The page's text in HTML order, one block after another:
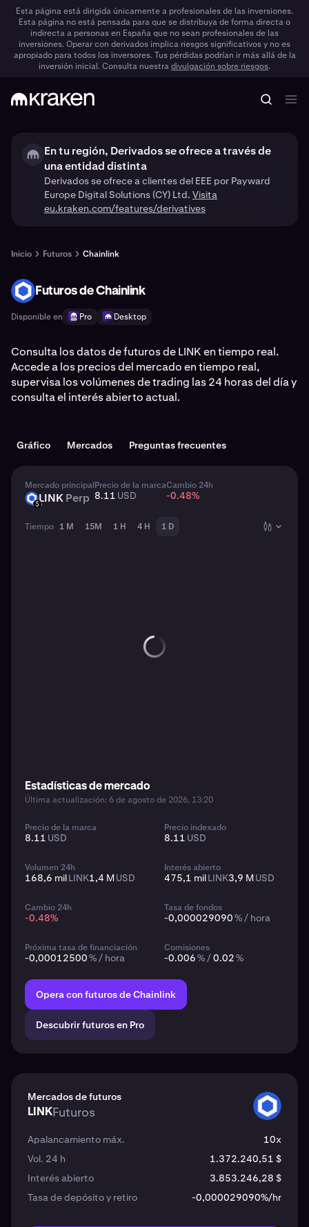
Esta página está dirigida únicamente a profesionales de las inversiones.
Esta página no está pensada para que se distribuya de forma directa o
indirecta a personas en España que no sean profesionales de las
inversiones. Operar con derivados implica riesgos significativos y no es
apropiado para todos los inversores. Tus pérdidas podrían ir más allá de la
inversión inicial. Consulta nuestradivulgación sobre riesgos.
En tu región, Derivados se ofrece a través de
una entidad distinta
Derivados se ofrece a clientes del EEE por Payward
Europe Digital Solutions (CY) Ltd. Visita
eu.kraken.com/features/derivatives
Inicio Futuros Chainlink
Futuros de Chainlink
Disponible en Pro Desktop
Consulta los datos de futuros de LINK en tiempo real.
Accede a los precios del mercado en tiempo real,
supervisa los volúmenes de trading las 24 horas del día y
consulta el interés abierto actual.
Gráfico Mercados Preguntas frecuentes
Mercado principal
LINK
USDLINKPerp
Precio de la marca
8.11 USD
Cambio 24h
-0.48%
Tiempo 1 M 15M 1 H 4 H 1 D
Estadísticas de mercado
Última actualización: 6 de agosto de 2026, 13:20
Precio de la marca
8.11 USD
Precio indexado
8.11 USD
Volumen 24h
168,6 milLINK1,4 MUSD
Interés abierto
475,1 milLINK3,9 MUSD
Cambio 24h
-0.48%
Tasa de fondos
-0,000029090% / hora
Próxima tasa de financiación
-0,00012500% / hora
Comisiones
-0.006% /0.02%
Opera con futuros de Chainlink
Descubrir futuros en Pro
Mercados de futuros
LINKFuturos
Apalancamiento máx.
10x
Vol. 24 h
1.372.240,51 $
Interés abierto
3.853.246,28 $
Tasa de depósito y retiro
-0,000029090%/hr